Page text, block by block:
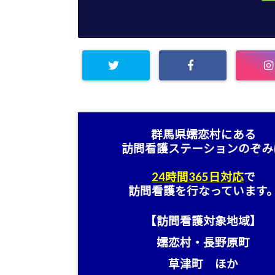
群馬県嬬恋村にある
訪問看護ステーションのぞ
24時間365日対応で
訪問看護を行なっています
【訪問看護対象地域】
嬬恋村・長野原町
草津町 ほか